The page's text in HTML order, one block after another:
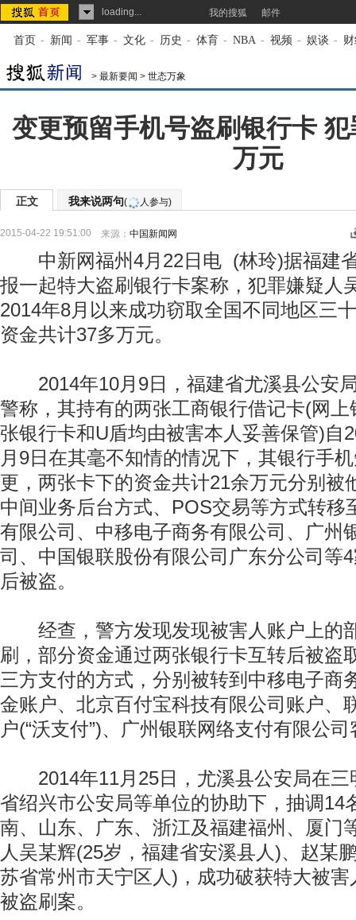
loading... 我的搜狐 邮件
首页 - 新闻 - 军事 - 文化 - 历史 - 体育 - NBA - 视频 - 娱谈 -
> 最新要闻 > 世态万象
变更预留手机号盗刷银行卡
万元
正文 我来说两句( 人参与)
2015-04-22 19:51:00 来源： 中国新闻网
中新网福州4月22日电 (林玲)据福建
报一起特大盗刷银行卡案称，犯罪嫌疑人
2014年8月以来成功窃取全国不同地区三
资金共计37多万元。
2014年10月9日，福建省尤溪县公安
警称，其持有的两张工商银行借记卡(网
张银行卡和U盾均由被害本人妥善保管)自
月9日在其毫不知情的情况下，其银行手
更，两张卡下的资金共计21余万元分别被
中间业务后台方式、POS交易等方式转移
有限公司、中移电子商务有限公司、广州
司、中国银联股份有限公司广东分公司等
后被盗。
经查，警方发现发现被害人账户上的
刷，部分资金通过两张银行卡互转后被盗
三方支付的方式，分别被转到中移电子商
金账户、北京百付宝科技有限公司账户、
户(“沃支付”)、广州银联网络支付有限公
2014年11月25日，尤溪县公安局在三
省绍兴市公安局等单位的协助下，抽调14
南、山东、广东、浙江及福建福州、厦门
人吴某辉(25岁，福建省安溪县人)、赵某
苏省常州市天宁区人)，成功破获特大被
被盗刷案。